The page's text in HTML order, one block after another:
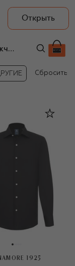
Открыть
Чёрные товары для мужчин Finamore 1925
Сбросить
1925